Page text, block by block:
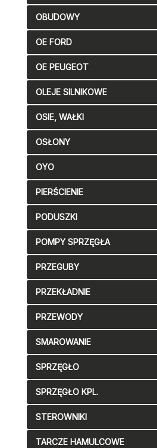
OBUDOWY
OE FORD
OE PEUGEOT
OLEJE SILNIKOWE
OSIE, WAŁKI
OSŁONY
OYO
PIERŚCIENIE
PODUSZKI
POMPY SPRZĘGŁA
PRZEGUBY
PRZEKŁADNIE
PRZEWODY
SMAROWANIE
SPRZĘGŁO
SPRZĘGŁO KPL.
STEROWNIKI
TARCZE HAMULCOWE